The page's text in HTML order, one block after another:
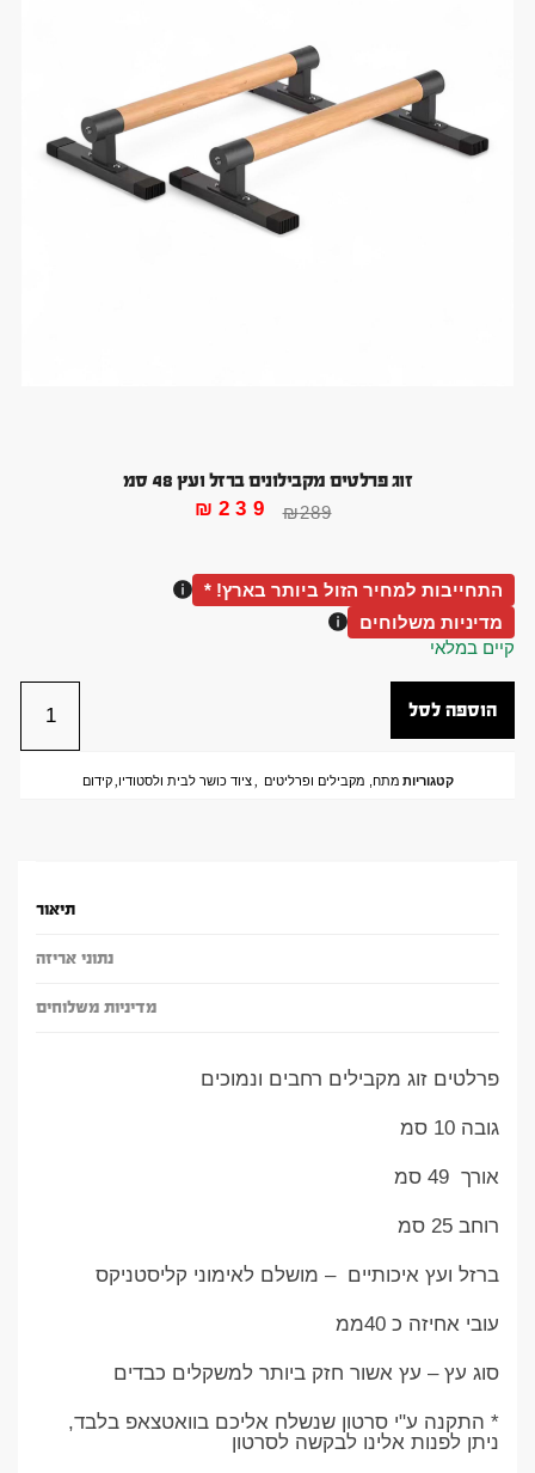
זוג פרלטים מקבילונים ברזל ועץ 48 סמ
₪289
₪ 239
התחייבות למחיר הזול ביותר בארץ! *
מדיניות משלוחים
קיים במלאי
הוספה לסל
קטגוריות מתח, מקבילים ופרליטים ,ציוד כושר לבית ולסטודיו,קידום
תיאור
נתוני אריזה
מדיניות משלוחים
פרלטים זוג מקבילים רחבים ונמוכים
גובה 10 סמ
אורך 49 סמ
רוחב 25 סמ
ברזל ועץ איכותיים – מושלם לאימוני קליסטניקס
עובי אחיזה כ 40ממ
סוג עץ – עץ אשור חזק ביותר למשקלים כבדים
* התקנה ע"י סרטון שנשלח אליכם בוואטצאפ בלבד,
ניתן לפנות אלינו לבקשה לסרטון